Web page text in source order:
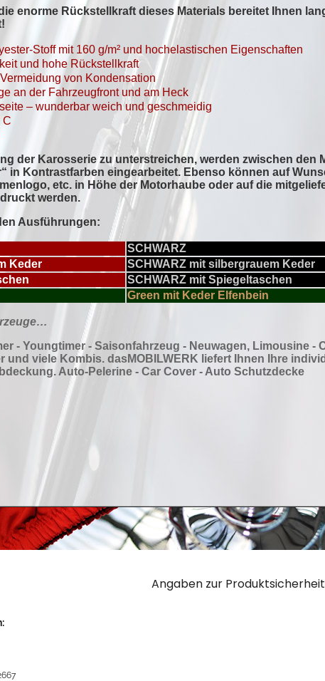
Angaben zur Produktsicherheit